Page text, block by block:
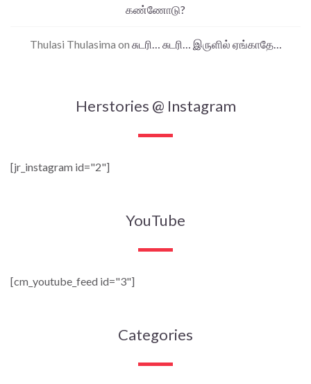
கண்ணோடு?
Thulasi Thulasima on சுடரி… சுடரி… இருளில் ஏங்காதே…
Herstories @ Instagram
[jr_instagram id="2"]
YouTube
[cm_youtube_feed id="3"]
Categories